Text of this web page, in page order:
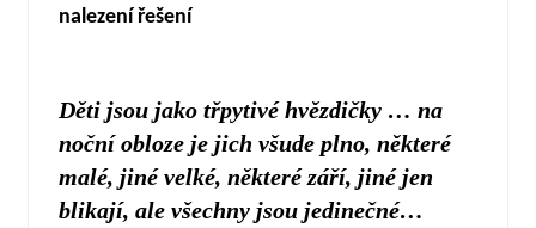
nalezení řešení
Děti jsou jako třpytivé hvězdičky … na
noční obloze je jich všude plno, některé
malé, jiné velké, některé září, jiné jen
blikají, ale všechny jsou jedinečné…